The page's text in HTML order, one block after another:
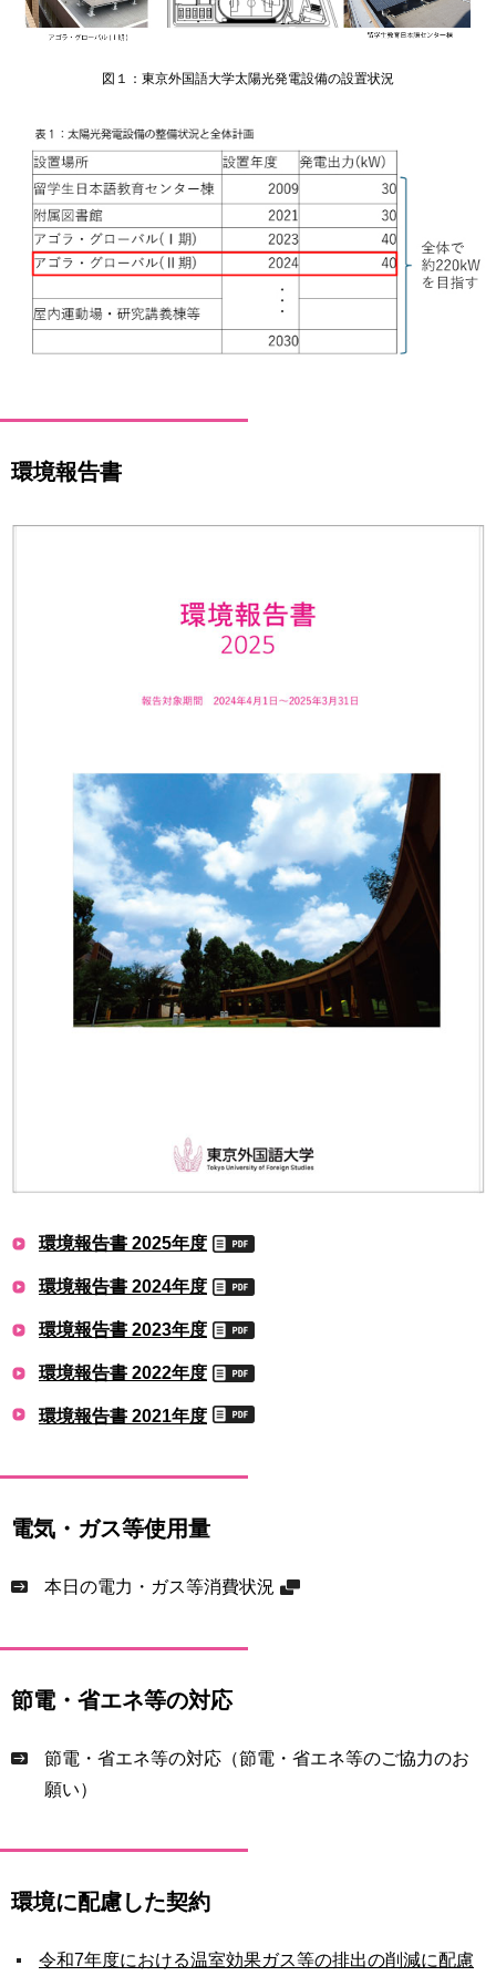
図１：東京外国語大学太陽光発電設備の設置状況
環境報告書
環境報告書 2025年度
環境報告書 2024年度
環境報告書 2023年度
環境報告書 2022年度
環境報告書 2021年度
電気・ガス等使用量
本日の電力・ガス等消費状況
節電・省エネ等の対応
節電・省エネ等の対応（節電・省エネ等のご協力のお
願い）
環境に配慮した契約
令和7年度における温室効果ガス等の排出の削減に配慮